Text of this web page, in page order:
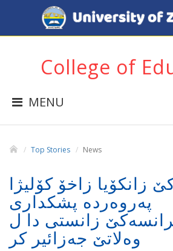
College of
MENU
Top Stories News
زانکۆیا زاخۆ کۆلیژا
پەروەردە پشکداری
زانستى دا ل
وەلاتێ جەزائیر کر